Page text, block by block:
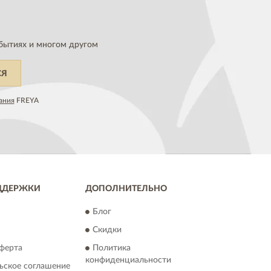
и многом другом
FREYA
соглашение
ДОПОЛНИТЕЛЬНО
Блог
Скидки
Политика
конфиденциальности